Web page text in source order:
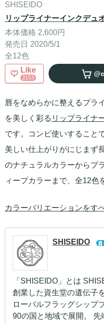
SHISEIDO
リップライナーインクデュ
本体価格 2,600円
発売日 2020/5/1
全12色
Like
2153
唇をなめらかに整えるプラ
を美しく彩る リップライナ
です。コンビ使いすること
美しい仕上がりがにじまず
のナチュラルカラーからプ
ィープカラーまで、全12色
カラーバリエーションをす
SHISEIDO
「SHISEIDO」とは
創業した資生堂の遺伝子
ローバルフラッグシップ
90の国と地域で展開。